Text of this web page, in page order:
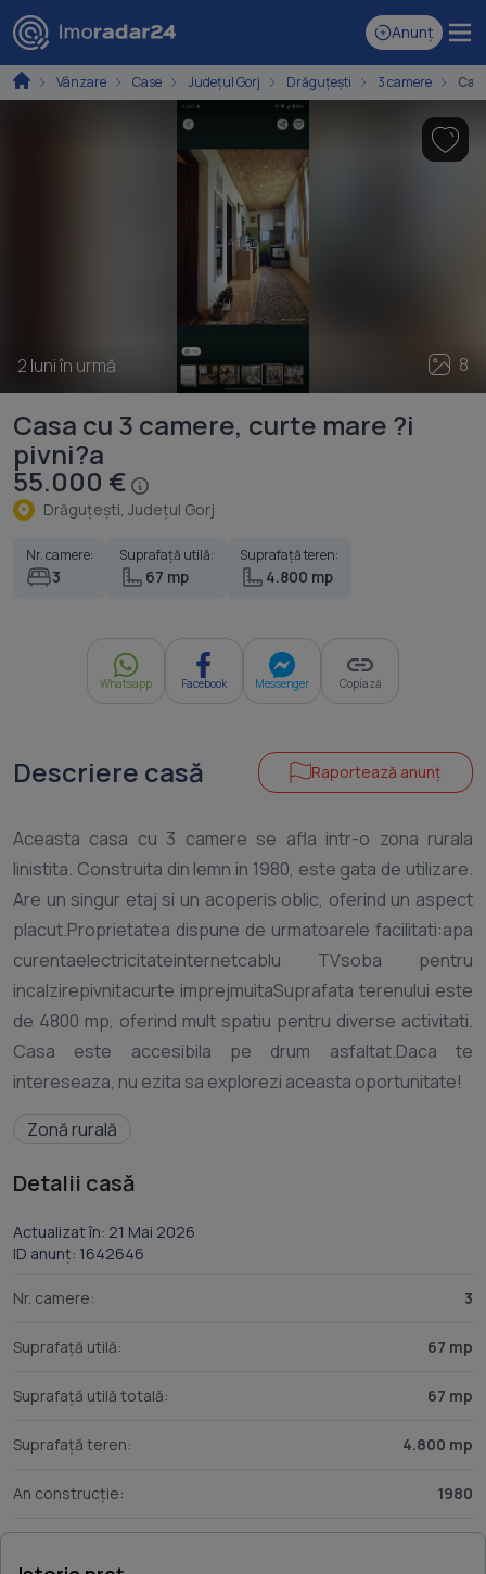
Anunț
Vânzare Case Județul Gorj Drăguțești 3 camere
2 luni în urmă 8
Casa cu 3 camere, curte mare ?i
pivni?a
55.000 €
Drăguţeşti, Judeţul Gorj
Nr. camere:
3
Suprafață utilă:
67 mp
Suprafață teren:
4.800 mp
Whatsapp Facebook Messenger Copiază
Descriere casă Raportează anunț
Aceasta casa cu 3 camere se afla intr-o zona rurala
linistita. Construita din lemn in 1980, este gata de utilizare.
Are un singur etaj si un acoperis oblic, oferind un aspect
placut.Proprietatea dispune de urmatoarele facilitati:apa
curentaelectricitateinternetcablu TVsoba pentru
incalzirepivnitacurte imprejmuitaSuprafata terenului este
de 4800 mp, oferind mult spatiu pentru diverse activitati.
Casa este accesibila pe drum asfaltat.Daca te
Zonă rurală
Detalii casă
Actualizat în: 21 Mai 2026
ID anunț: 1642646
Nr. camere: 3
Suprafață utilă: 67 mp
Suprafață utilă totală: 67 mp
Suprafață teren: 4.800 mp
An construcție: 1980